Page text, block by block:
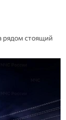
рядом стоящий